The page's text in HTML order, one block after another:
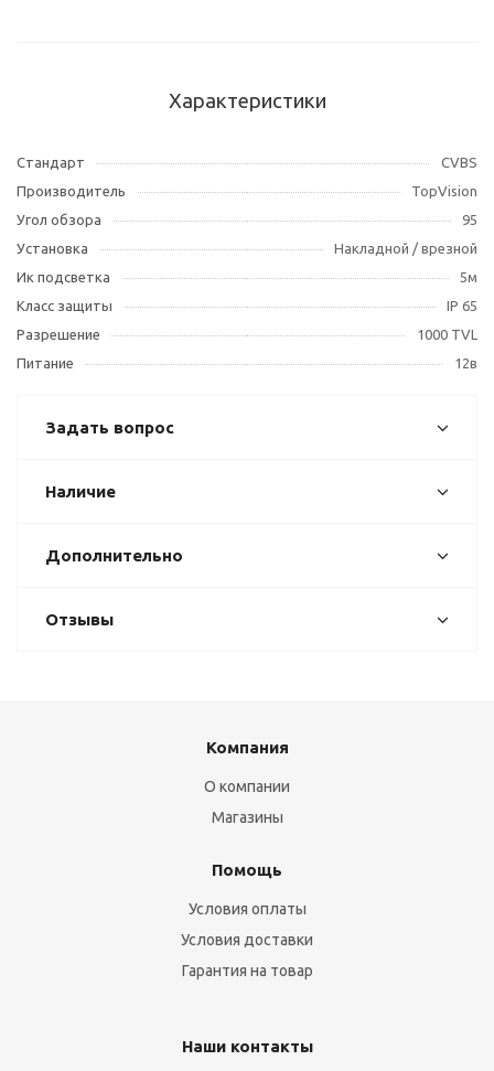
Характеристики
Стандарт
CVBS
Производитель
TopVision
Угол обзора
95
Установка
Накладной / врезной
Ик подсветка
5м
Класс защиты
IP 65
Разрешение
1000 TVL
Питание
12в
Задать вопрос
Наличие
Дополнительно
Отзывы
Компания
О компании
Магазины
Помощь
Условия оплаты
Условия доставки
Гарантия на товар
Наши контакты